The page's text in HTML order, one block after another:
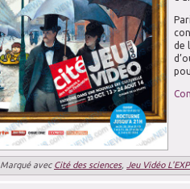
de
Marqué avec Cité des sciences, Jeu Vidéo